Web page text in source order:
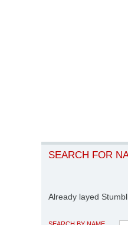
SEARCH FOR
Already layed
SEARCH BY NAME